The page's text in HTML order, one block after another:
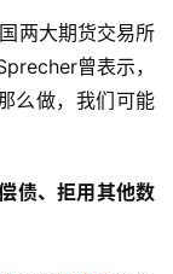
两大期货交易所
曾表示，
么做，我们可能
债、拒用其他数